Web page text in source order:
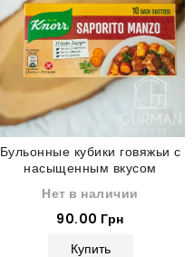
Бульонные кубики говяжьи с
насыщенным вкусом
Нет в наличии
90.00 Грн
Купить